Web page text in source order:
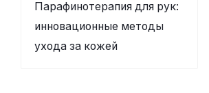
Парафинотерапия для рук:
инновационные методы
ухода за кожей